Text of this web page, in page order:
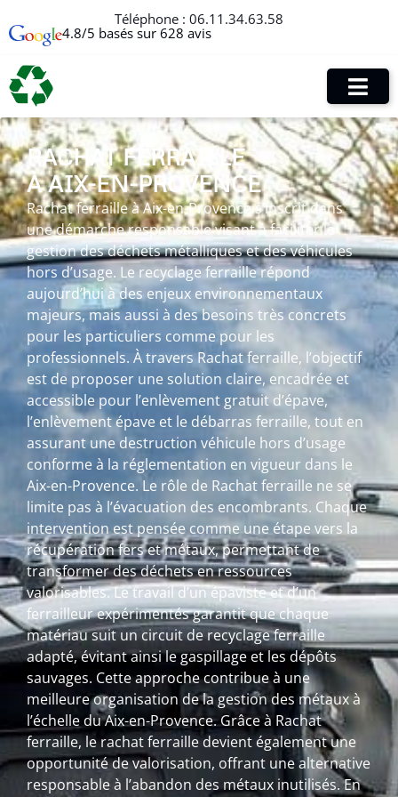
Téléphone : 06.11.34.63.58
4.8/5 basés sur 628 avis
RACHAT FERRAILLE
À AIX-EN-PROVENCE
Rachat ferraille à Aix-en-Provence s’inscrit dans
une démarche responsable visant à faciliter la
gestion des déchets métalliques et des véhicules
hors d’usage. Le recyclage ferraille répond
aujourd’hui à des enjeux environnementaux
majeurs, mais aussi à des besoins très concrets
pour les particuliers comme pour les
professionnels. À travers Rachat ferraille, l’objectif
est de proposer une solution claire, encadrée et
accessible pour l’enlèvement gratuit d’épave,
l’enlèvement épave et le débarras ferraille, tout en
assurant une destruction véhicule hors d’usage
conforme à la réglementation en vigueur dans le
Aix-en-Provence. Le rôle de Rachat ferraille ne se
limite pas à l’évacuation des encombrants. Chaque
intervention est pensée comme une étape vers la
récupération fers et métaux, permettant de
transformer des déchets en ressources
valorisables. Le travail d’un épaviste et d’un
ferrailleur expérimentés garantit que chaque
matériau suit un circuit de recyclage ferraille
adapté, évitant ainsi le gaspillage et les dépôts
sauvages. Cette approche contribue à une
meilleure organisation de la gestion des métaux à
l’échelle du Aix-en-Provence. Grâce à Rachat
ferraille, le rachat ferraille devient également une
opportunité de valorisation, offrant une alternative
responsable à l’abandon des métaux inutilisés. En